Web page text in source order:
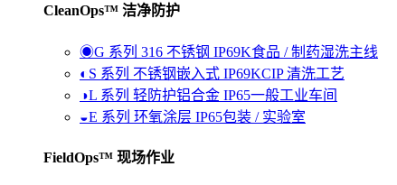
CleanOps™ 洁净防护
◉G 系列 316 不锈钢 IP69K食品 / 制药湿洗主线
◐ S 系列 不锈钢嵌入式 IP69KCIP 清洗工艺
◑L 系列 轻防护铝合金 IP65一般工业车间
◒E 系列 环氧涂层 IP65包装 / 实验室
FieldOps™ 现场作业